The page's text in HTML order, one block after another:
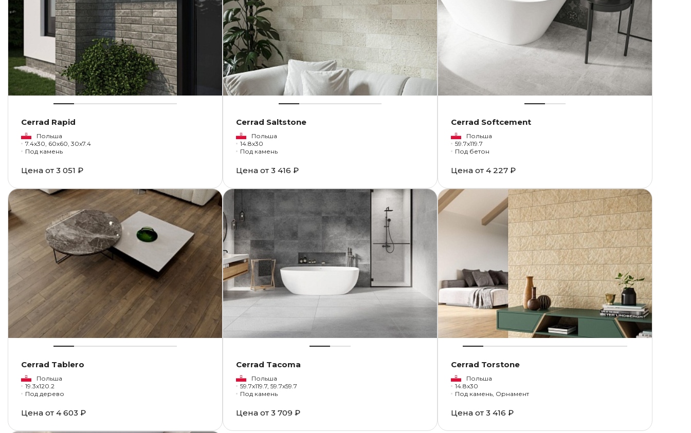
Cerrad Rapid
Польша
7.4x30, 60x60, 30x7.4
Под камень
Цена от 3 051 ₽
Cerrad Saltstone
Польша
14.8x30
Под камень
Цена от 3 416 ₽
Cerrad Softcement
Польша
59.7x119.7
Под бетон
Цена от 4 227 ₽
Cerrad Tablero
Польша
19.3x120.2
Под дерево
Цена от 4 603 ₽
Cerrad Tacoma
Польша
59.7x119.7, 59.7x59.7
Под камень
Цена от 3 709 ₽
Cerrad Torstone
Польша
14.8x30
Под камень, Орнамент
Цена от 3 416 ₽